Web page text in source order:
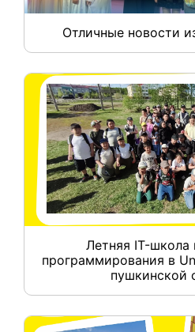
Отличные новости
Летняя IT-школа
программирования в
пушкинской